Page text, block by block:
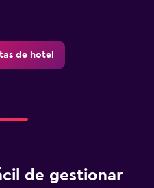
de hotel
de gestionar